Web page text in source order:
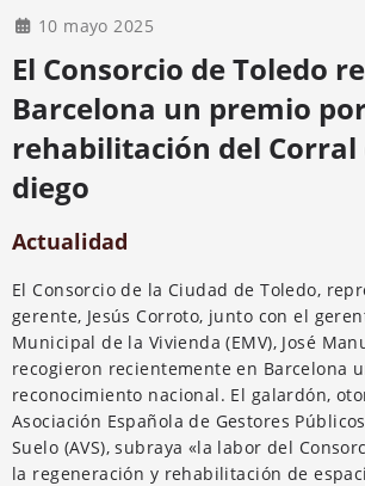
10 mayo 2025
El Consorcio de Toledo
Barcelona un premio
rehabilitación del Corral
diego
Actualidad
El Consorcio de la Ciudad de Toledo,
gerente, Jesús Corroto, junto con el
Municipal de la Vivienda (EMV), José
recogieron recientemente en Barcelona
reconocimiento nacional. El galardón,
Asociación Española de Gestores
Suelo (AVS), subraya «la labor del
la regeneración y rehabilitación de